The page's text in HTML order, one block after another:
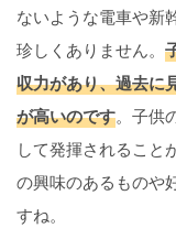
ないような電車や新
珍しくありません。
収力があり、過去に
が高いのです。子供
して発揮されること
の興味のあるものや
すね。